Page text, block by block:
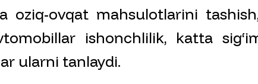
oziq-ovqat mahsulotlarini
ishonchlilik, katta
ularni tanlaydi.